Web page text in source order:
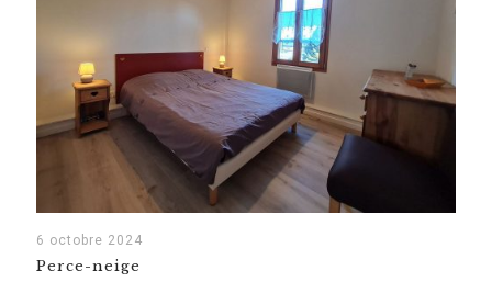
6 octobre 2024
Perce-neige